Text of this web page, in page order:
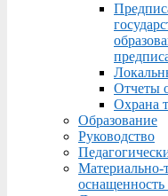
Отчеты
Охрана
Образование
Руководство
Материально-
оснащенность